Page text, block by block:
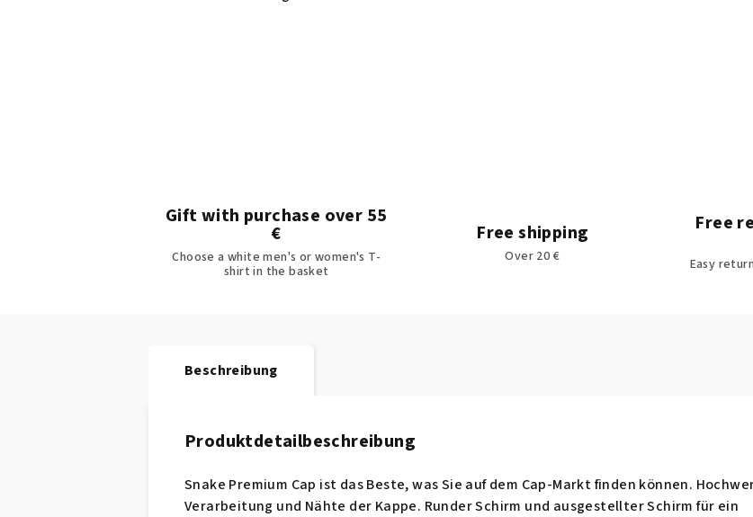
Gift with purchase over 55
€
Choose a white men's or women's T-
shirt in the basket
Free shipping
Over 20 €
Free
Easy
Beschreibung
Produktdetailbeschreibung
Snake Premium Cap ist das Beste, was Sie auf dem Cap-Markt finden können.
Verarbeitung und Nähte der Kappe. Runder Schirm und ausgestellter Schirm für ein